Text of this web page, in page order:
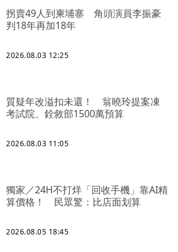
拐賣49人到柬埔寨 角頭演員李振豪
判18年再加18年
2026.08.03 12:25
質疑年改溢扣未還！ 翁曉玲提案凍
考試院、銓敘部1500萬預算
2026.08.03 11:05
獨家／24H不打烊「回收手機」靠AI精
算價格！ 民眾驚：比店面划算
2026.08.05 18:45